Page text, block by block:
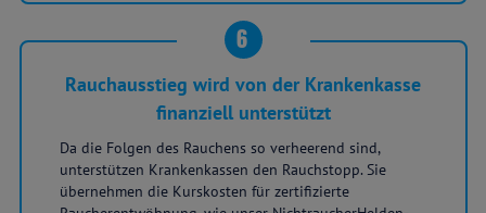
6
Rauchausstieg wird von der Krankenkasse
finanziell unterstützt
Da die Folgen des Rauchens so verheerend sind,
unterstützen Krankenkassen den Rauchstopp. Sie
übernehmen die Kurskosten für zertifizierte